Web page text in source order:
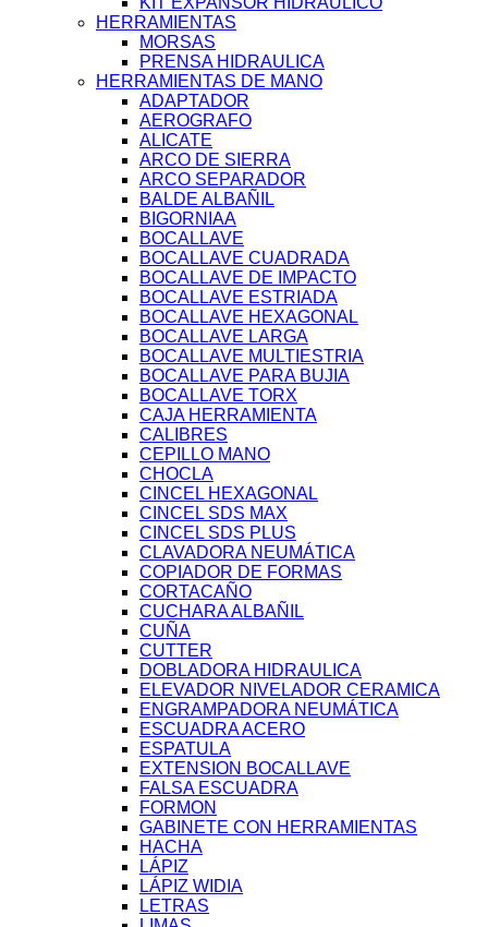
HERRAMIENTAS
MORSAS
PRENSA HIDRAULICA
HERRAMIENTAS DE MANO
ADAPTADOR
AEROGRAFO
ALICATE
ARCO DE SIERRA
ARCO SEPARADOR
BALDE ALBAÑIL
BIGORNIAA
BOCALLAVE
BOCALLAVE CUADRADA
BOCALLAVE DE IMPACTO
BOCALLAVE ESTRIADA
BOCALLAVE HEXAGONAL
BOCALLAVE LARGA
BOCALLAVE MULTIESTRIA
BOCALLAVE PARA BUJIA
BOCALLAVE TORX
CAJA HERRAMIENTA
CALIBRES
CEPILLO MANO
CHOCLA
CINCEL HEXAGONAL
CINCEL SDS MAX
CINCEL SDS PLUS
CLAVADORA NEUMÁTICA
COPIADOR DE FORMAS
CORTACAÑO
CUCHARA ALBAÑIL
CUÑA
CUTTER
DOBLADORA HIDRAULICA
ELEVADOR NIVELADOR CERAMICA
ENGRAMPADORA NEUMÁTICA
ESCUADRA ACERO
ESPATULA
EXTENSION BOCALLAVE
FALSA ESCUADRA
FORMON
GABINETE CON HERRAMIENTAS
HACHA
LÁPIZ
LÁPIZ WIDIA
LETRAS